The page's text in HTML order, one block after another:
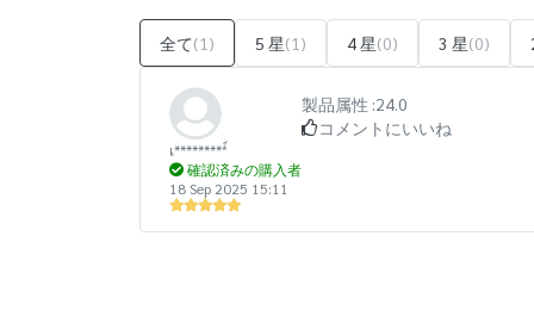
全て(1) 5 星(1) 4 星(0) 3 星(0)
เ*********์
確認済みの購入者
18 Sep 2025 15:11
製品属性 :24.0
コメントにいいね